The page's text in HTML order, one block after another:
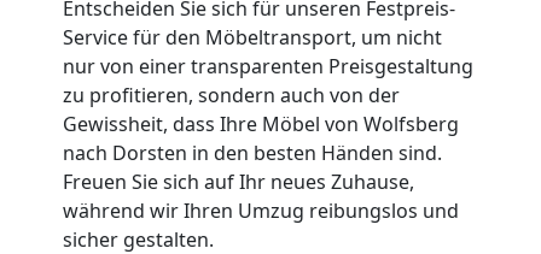
Entscheiden Sie sich für unseren Festpreis-
Service für den Möbeltransport, um nicht
nur von einer transparenten Preisgestaltung
zu profitieren, sondern auch von der
Gewissheit, dass Ihre Möbel von Wolfsberg
nach Dorsten in den besten Händen sind.
Freuen Sie sich auf Ihr neues Zuhause,
während wir Ihren Umzug reibungslos und
sicher gestalten.
Umzüge
Wolfsberg
Vereinsumzug